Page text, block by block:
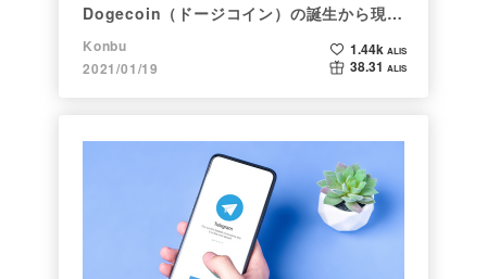
Dogecoin（ドージコイン）の誕生から現在
まで。注目される非証券性🐶
Konbu
2021/01/19
1.44k ALIS
38.31 ALIS